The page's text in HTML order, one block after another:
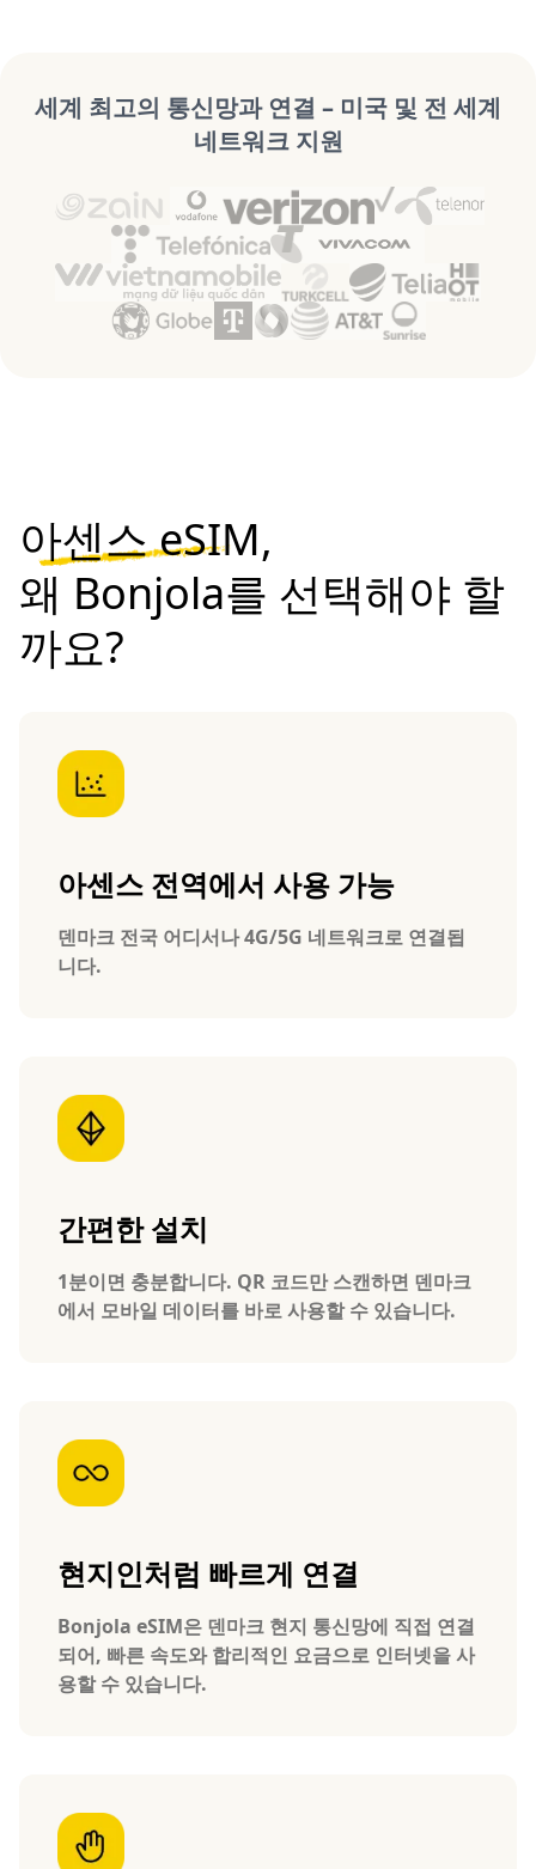
세계 최고의 통신망과 연결 – 미국 및 전 세계
네트워크 지원
아센스 eSIM,
왜 Bonjola를 선택해야 할
까요?
아센스 전역에서 사용 가능
덴마크 전국 어디서나 4G/5G 네트워크로 연결됩
니다.
간편한 설치
1분이면 충분합니다. QR 코드만 스캔하면 덴마크
에서 모바일 데이터를 바로 사용할 수 있습니다.
현지인처럼 빠르게 연결
Bonjola eSIM은 덴마크 현지 통신망에 직접 연결
되어, 빠른 속도와 합리적인 요금으로 인터넷을 사
용할 수 있습니다.